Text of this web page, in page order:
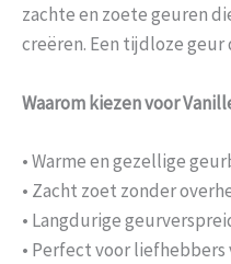
zachte en zoete geuren
creëren. Een tijdloze
Waarom kiezen voor
• Warme en gezellige
• Zacht zoet zonder
• Langdurige
• Perfect voor